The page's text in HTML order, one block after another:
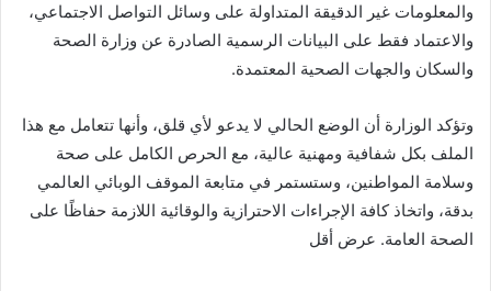
والمعلومات غير الدقيقة المتداولة على وسائل التواصل الاجتماعي،
والاعتماد فقط على البيانات الرسمية الصادرة عن وزارة الصحة
والسكان والجهات الصحية المعتمدة.
وتؤكد الوزارة أن الوضع الحالي لا يدعو لأي قلق، وأنها تتعامل مع هذا
الملف بكل شفافية ومهنية عالية، مع الحرص الكامل على صحة
وسلامة المواطنين، وستستمر في متابعة الموقف الوبائي العالمي
بدقة، واتخاذ كافة الإجراءات الاحترازية والوقائية اللازمة حفاظًا على
الصحة العامة. عرض أقل